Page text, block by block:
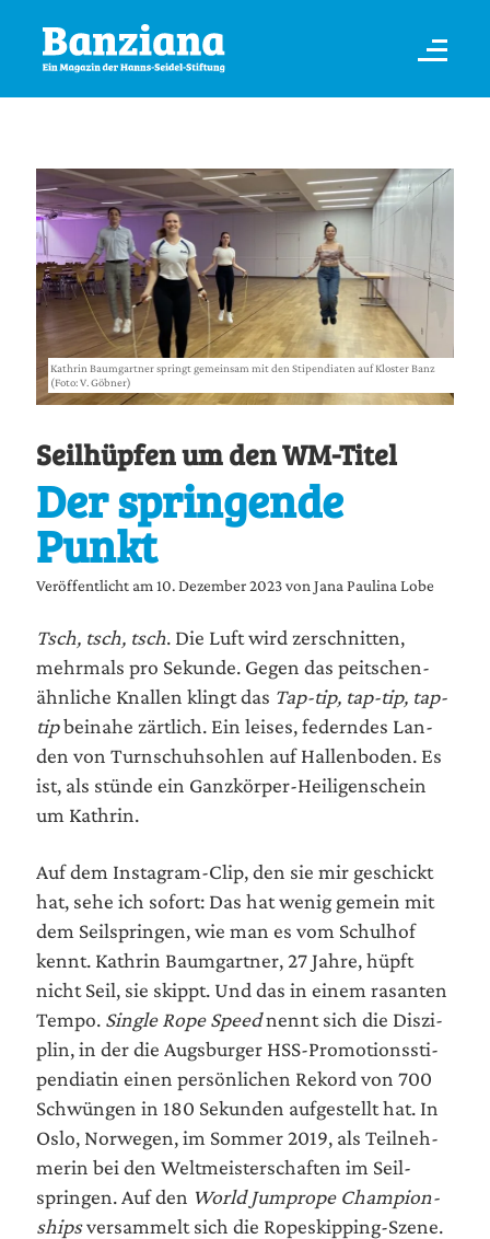
Kathrin Baumgartner springt gemeinsam mit den Stipendiaten auf Kloster Banz
(Foto: V. Göbner)
Seilhüpfen um den WM-Titel
Der springende
Punkt
Veröffentlicht am 10. Dezember 2023 von Jana Paulina Lobe
Tsch, tsch, tsch. Die Luft wird zer­schnit­ten,
mehr­mals pro Sekun­de. Gegen das peit­schen­
ähn­li­che Knal­len klingt das Tap-tip, tap-tip, tap-
tipbei­na­he zärt­lich. Ein lei­ses, federn­des Lan­
den von Turn­schuh­soh­len auf Hal­len­bo­den. Es
ist, als stün­de ein Ganz­kör­per-Hei­li­gen­schein
um Kathrin.
Auf dem Insta­gram-Clip, den sie mir geschickt
hat, sehe ich sofort: Das hat wenig gemein mit
dem Seil­sprin­gen, wie man es vom Schul­hof
kennt. Kath­rin Baum­gart­ner, 27 Jah­re, hüpft
nicht Seil, sie skippt. Und das in einem rasan­ten
Tem­po. Sin­gle Rope Speednennt sich die Dis­zi­
plin, in der die Augs­bur­ger HSS-Pro­mo­ti­ons­sti­
pen­dia­tin einen per­sön­li­chen Rekord von 700
Schwün­gen in 180 Sekun­den auf­ge­stellt hat. In
Oslo, Nor­we­gen, im Som­mer 2019, als Teil­neh­
me­rin bei den Welt­meis­ter­schaf­ten im Seil­
sprin­gen. Auf den World Jum­pro­pe Cham­pi­on­
shipsver­sam­melt sich die Ropeskip­ping-Sze­ne.